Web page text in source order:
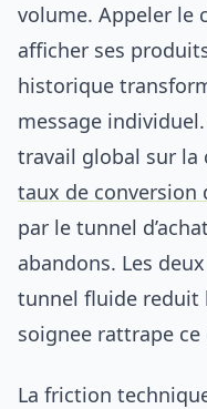
volume. Appeler le
afficher ses
historique
message
travail global sur la
taux de conversion
par le tunnel
abandons. Les
tunnel fluide reduit
soignee rattrape
La friction